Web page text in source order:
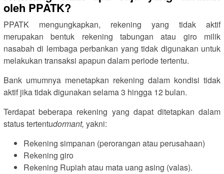
oleh PPATK?
PPATK mengungkapkan, rekening yang tidak aktif
merupakan bentuk rekening tabungan atau giro milik
nasabah di lembaga perbankan yang tidak digunakan untuk
melakukan transaksi apapun dalam periode tertentu.
Bank umumnya menetapkan rekening dalam kondisi tidak
aktif jika tidak digunakan selama 3 hingga 12 bulan.
Terdapat beberapa rekening yang dapat ditetapkan dalam
status tertentudormant, yakni:
Rekening simpanan (perorangan atau perusahaan)
Rekening giro
Rekening Rupiah atau mata uang asing (valas).